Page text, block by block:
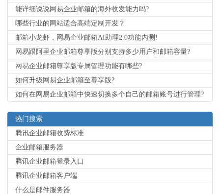
能详细说说网易企业邮箱的海外收发能力吗?
哪些行业的网站适合高端定制开发？
邮箱小龙虾，网易企业邮箱AI助理2.0功能内测!
网易跟阿里企业邮箱尊享版分别支持多少用户和邮箱容量?
网易企业邮箱尊享版专属管理功能有哪些?
如何升级网易企业邮箱至尊享版?
如何在网易企业邮箱中快速切换多个自己的邮箱账号进行管理?
热门搜索
腾讯企业邮箱收费标准
企业邮箱服务器
腾讯企业邮箱登录入口
腾讯企业邮箱客户端
什么是邮件服务器